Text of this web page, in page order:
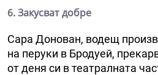
6. Закусват добре
Сара Донован, водещ
на перуки в Бродуей,
от деня си в театралната